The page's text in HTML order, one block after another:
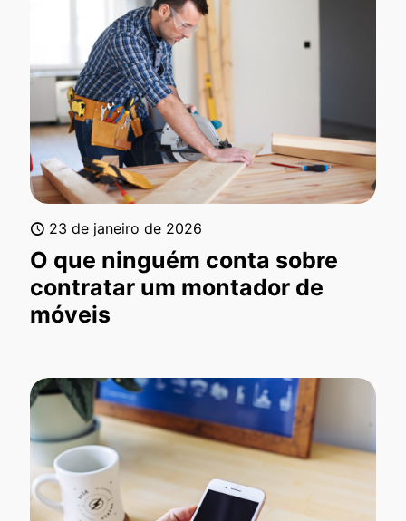
23 de janeiro de 2026
O que ninguém conta sobre
contratar um montador de
móveis